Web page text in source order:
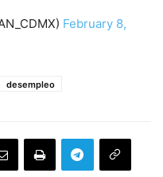
February 8,
desempleo